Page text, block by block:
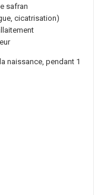
safran
cicatrisation)
naissance, pendant 1